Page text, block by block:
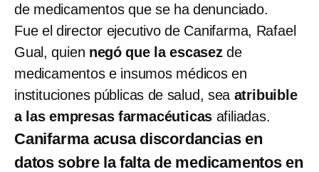
de medicamentos que se ha denunciado.
Fue el director ejecutivo de Canifarma, Rafael
Gual, quien negó que la escasezde
medicamentos e insumos médicos en
instituciones públicas de salud, sea atribuible
a las empresas farmacéuticas afiliadas.
Canifarma acusa discordancias en
datos sobre la falta de medicamentos en